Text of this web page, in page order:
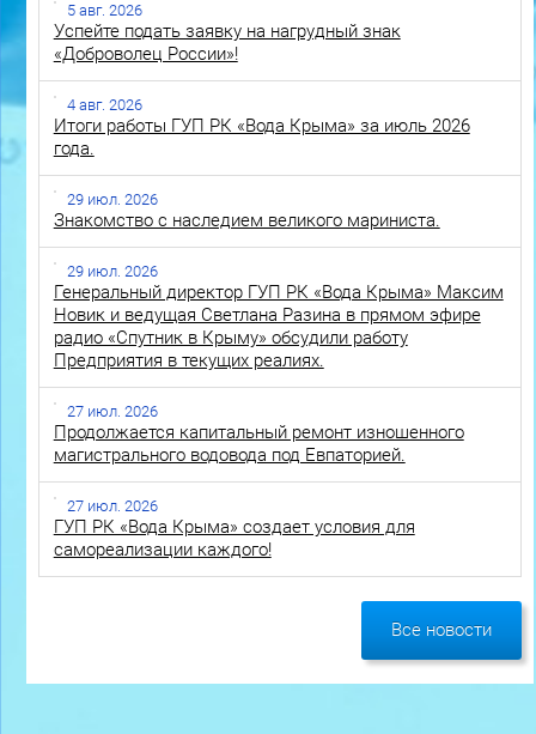
5 авг. 2026
Успейте подать заявку на нагрудный знак
«Доброволец России»!
4 авг. 2026
Итоги работы ГУП РК «Вода Крыма» за июль 2026
года.
29 июл. 2026
Знакомство с наследием великого мариниста.
29 июл. 2026
Генеральный директор ГУП РК «Вода Крыма» Максим
Новик и ведущая Светлана Разина в прямом эфире
радио «Спутник в Крыму» обсудили работу
Предприятия в текущих реалиях.
27 июл. 2026
Продолжается капитальный ремонт изношенного
магистрального водовода под Евпаторией.
27 июл. 2026
ГУП РК «Вода Крыма» создает условия для
самореализации каждого!
Все новости